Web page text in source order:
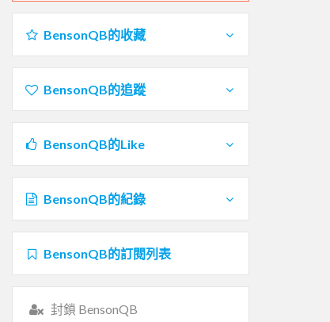
BensonQB的收藏
BensonQB的追蹤
BensonQB的Like
BensonQB的紀錄
BensonQB的訂閱列表
封鎖 BensonQB